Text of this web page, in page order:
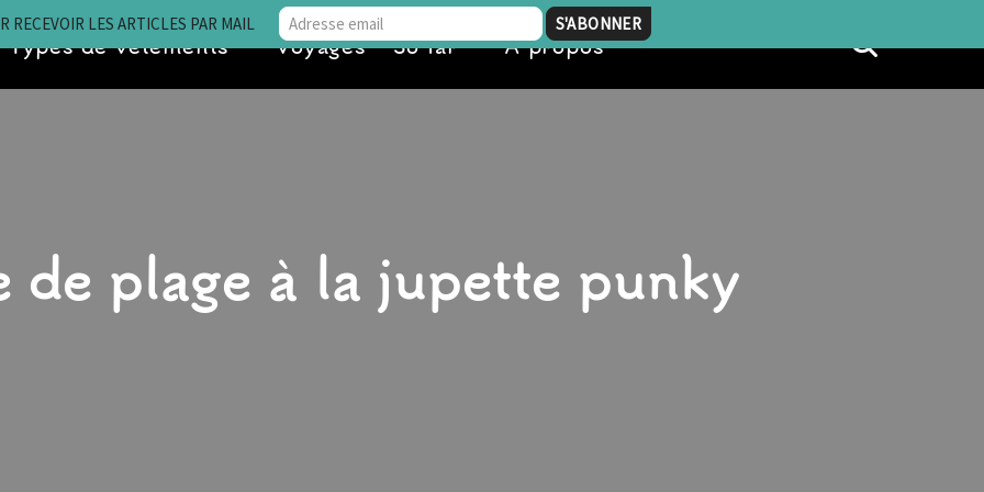
Types de vêtements Voyages • So far À propos
plage à la jupette punky
RECEVOIR LES ARTICLES PAR MAIL